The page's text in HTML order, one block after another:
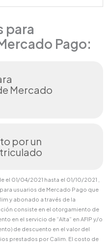
para
Pago:
Mercado
por un
01/04/2021 hasta el 01/10/2021 ,
usuarios de Mercado Pago que
y abonado a través de la
consiste en el otorgamiento de
en el servicio de “Alta” en AFIP y/o
de descuento en el valor del
prestados por Calim. El costo de